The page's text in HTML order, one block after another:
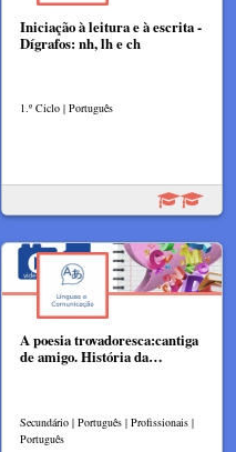
Iniciação à leitura e à escrita -
Dígrafos: nh, lh e ch
1.º Ciclo | Português
A poesia trovadoresca:cantiga
de amigo. História da…
Secundário | Português | Profissionais |
Português